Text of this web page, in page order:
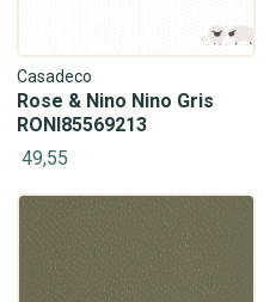
Casadeco
Rose & Nino Nino Gris
RONI85569213
49,55